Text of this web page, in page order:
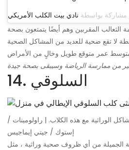
مشاركة بواسطة نادي بيت الكلب الأمريكي
الثعالب المقربين وهم أيضًا يتمتعون بصحة
لا تقع ضحية للعديد من المشاكل الصحية
من
14. السلوقي
الوراثية مع هذه الكلاب. | راولومينات /
إستوك / جيتي إيماجيس
الجميلة من أي ظروف صحية وراثية ، مثل